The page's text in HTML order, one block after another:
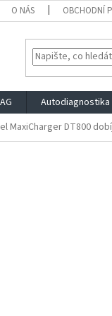
O NÁS OBCHODNÍ
MaxiCharger DT800